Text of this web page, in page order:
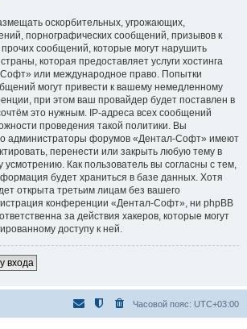
оскорбительных, угрожающих,
порнографических сообщений, призывов к
сообщений, которые могут нарушить
которая предоставляет услуги хостинга
или международное право. Попытки
могут привести к вашему немедленному
при этом ваш провайдер будет поставлен в
это нужным. IP-адреса всех сообщений
проведения такой политики. Вы
администраторы форумов «Дентал-Софт» имеют
перенести или закрыть любую тему в
Как пользователь вы согласны с тем,
будет храниться в базе данных. Хотя
открыта третьим лицам без вашего
конференции «Дентал-Софт», ни phpBB
за действия хакеров, которые могут
доступу к ней.
входа
Часовой пояс: UTC+03:00